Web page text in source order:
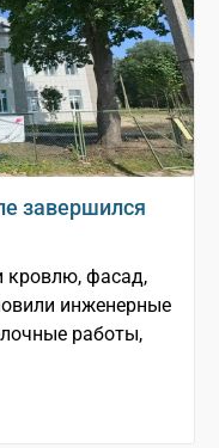
завершился
кровлю, фасад,
инженерные
работы,